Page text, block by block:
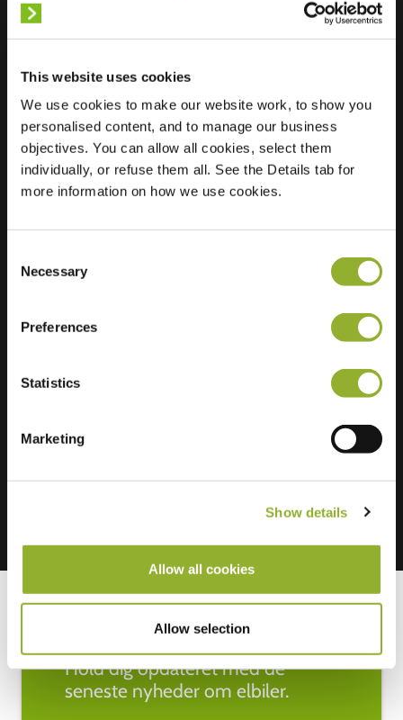
This website uses cookies
We use cookies to make our website work, to show you
personalised content, and to manage our business
objectives. You can allow all cookies, select them
individually, or refuse them all. See the Details tab for
more information on how we use cookies.
Selection
Necessary
Preferences
Statistics
Marketing
Show details
Allow all cookies
Allow selection
Beliggenhed
Stedehof 35
9408 HH Assen
Holland
Hold dig opdateret med de
seneste nyheder om elbiler.